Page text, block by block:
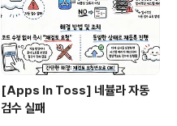
[Apps In Toss] 네뷸라 자동
검수 실패